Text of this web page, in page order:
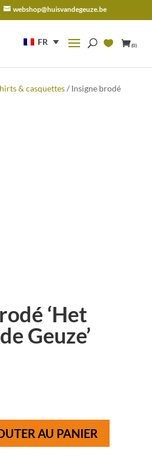
webshop@huisvandegeuze.be
FR (0)
& casquettes/ Insigne brodé
‘Het
Geuze’
AU PANIER